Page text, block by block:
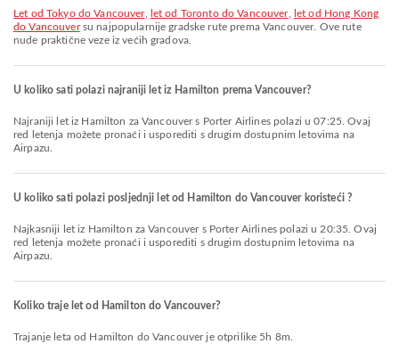
let od Tokyo do Vancouver, let od Toronto do Vancouver,
let od Hong Kong
do Vancouversu najpopularnije gradske rute prema Vancouver. Ove rute
nude praktične veze iz većih gradova.
U koliko sati polazi najraniji let iz Hamilton prema Vancouver?
Najraniji let iz Hamilton za Vancouver s Porter Airlines polazi u 07:25. Ovaj
red letenja možete pronaći i usporediti s drugim dostupnim letovima na
Airpazu.
U koliko sati polazi posljednji let od Hamilton do Vancouver koristeći ?
Najkasniji let iz Hamilton za Vancouver s Porter Airlines polazi u 20:35. Ovaj
red letenja možete pronaći i usporediti s drugim dostupnim letovima na
Airpazu.
Koliko traje let od Hamilton do Vancouver?
Trajanje leta od Hamilton do Vancouver je otprilike 5h 8m.